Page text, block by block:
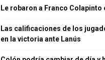
Le robaron a Franco Colapinto
Las calificaciones de los
en la victoria ante Lanús